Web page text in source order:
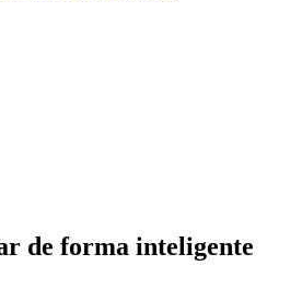
de forma inteligente